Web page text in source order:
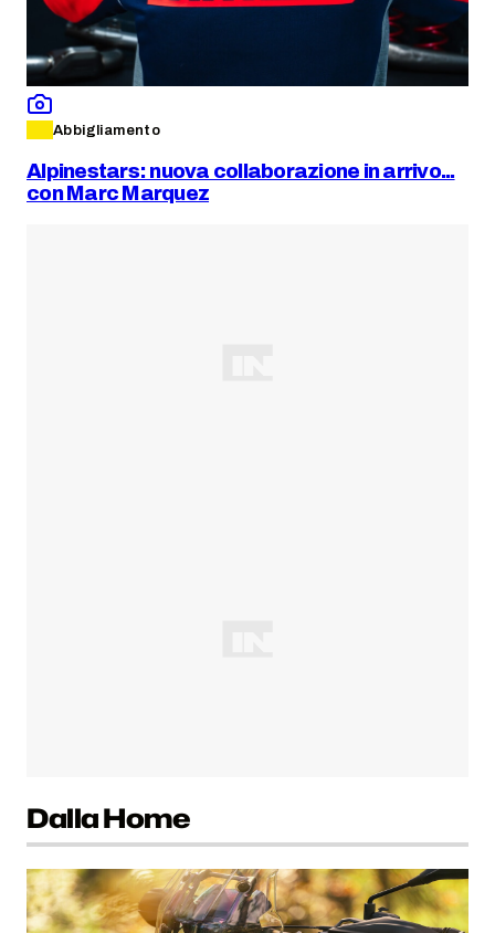
Abbigliamento
Alpinestars: nuova collaborazione in arrivo...
con Marc Marquez
Dalla Home